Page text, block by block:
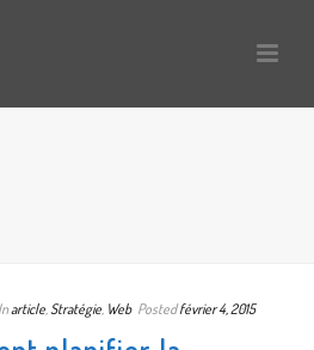
Inarticle,Stratégie, Web Postedfévrier 4, 2015